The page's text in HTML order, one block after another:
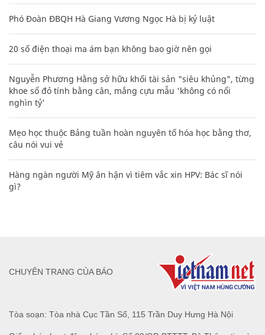
Phó Đoàn ĐBQH Hà Giang Vương Ngọc Hà bị kỷ luật
20 số điện thoại ma ám bạn không bao giờ nên gọi
Nguyễn Phương Hằng sở hữu khối tài sản "siêu khủng", từng
khoe sổ đỏ tính bằng cân, mắng cựu mẫu 'không có nổi
nghìn tỷ'
Mẹo học thuộc Bảng tuần hoàn nguyên tố hóa học bằng thơ,
câu nói vui vẻ
Hàng ngàn người Mỹ ân hận vì tiêm vắc xin HPV: Bác sĩ nói
gì?
Tòa soạn: Tòa nhà Cục Tần Số, 115 Trần Duy Hưng Hà Nội
CHUYÊN TRANG CỦA BÁO